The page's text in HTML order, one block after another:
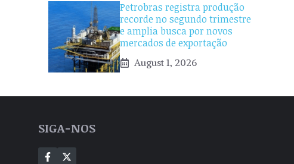
Petrobras registra produção
recorde no segundo trimestre
e amplia busca por novos
mercados de exportação
August 1, 2026
SIGA-NOS